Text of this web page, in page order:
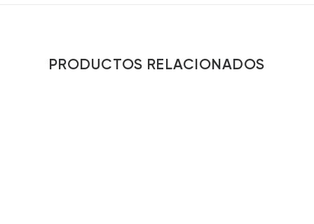
PRODUCTOS RELACIONADOS